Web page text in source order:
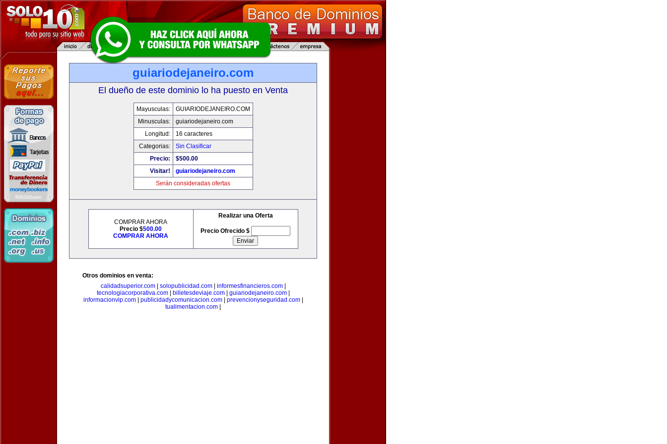
guiariodejaneiro.com
El dueño de este dominio lo ha puesto en Venta
Mayusculas:
GUIARIODEJANEIRO.COM
Minusculas:
guiariodejaneiro.com
Longitud:
16 caracteres
Categorias:
Sin Clasificar
Precio:
$500.00
Visitar!
guiariodejaneiro.com
Serán consideradas ofertas
COMPRAR AHORA
Precio $500.00
COMPRAR AHORA
Realizar una Oferta
Precio Ofrecido $
Otros dominios en venta:
calidadsuperior.com| solopublicidad.com| informesfinancieros.com|
tecnologiacorporativa.com| billetesdeviaje.com| guiariodejaneiro.com|
informacionvip.com| publicidadycomunicacion.com| prevencionyseguridad.com|
tualimentacion.com